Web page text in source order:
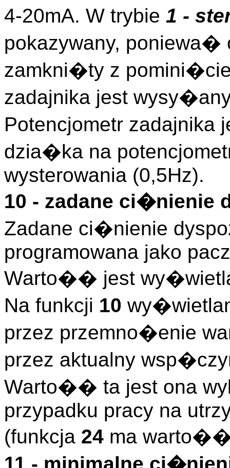
4-20mA. W trybie 1 -
pokazywany,
zamkni�ty z
zadajnika jest
Potencjometr zadajnika
dzia�ka na
wysterowania (0,5Hz).
10 - zadane ci�nienie
Zadane ci�nienie
programowana jako
Warto�� jest
Na funkcji 10
przez przemno�enie
przez aktualny
Warto�� ta jest ona
przypadku pracy na
(funkcja 24 ma